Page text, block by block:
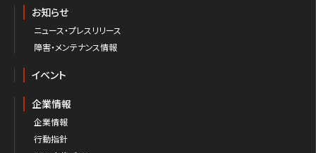
お知らせ
ニュース・プレスリリース
障害・メンテナンス情報
イベント
企業情報
企業情報
行動指針